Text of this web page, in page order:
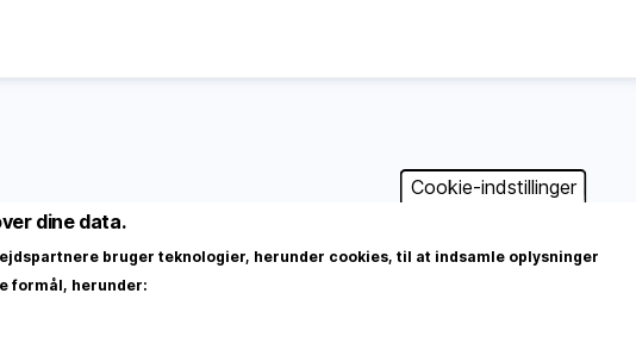
Cookie-indstillinger
dine data.
bruger teknologier, herunder cookies, til at indsamle oplysninger
formål, herunder: